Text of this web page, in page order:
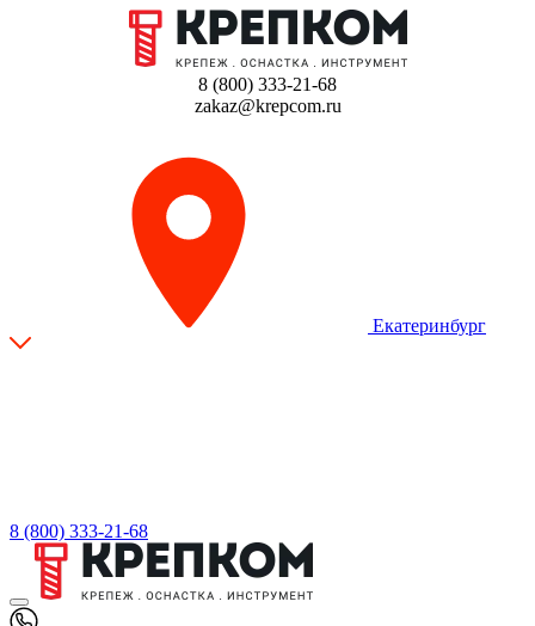
8 (800) 333-21-68
zakaz@krepcom.ru
Екатеринбург
8 (800) 333-21-68